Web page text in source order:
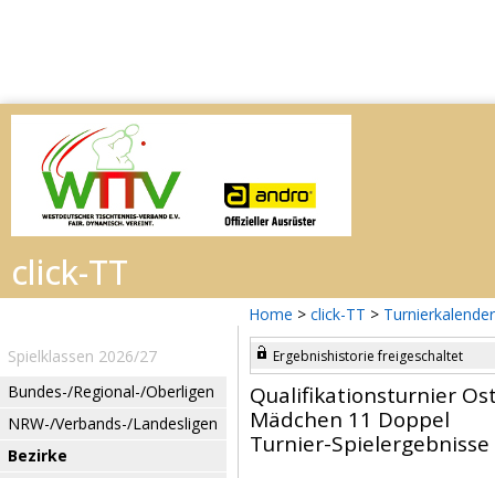
Home > click-TT > Turnierkalender
Spielklassen 2026/27
Bundes-/Regional-/Oberligen
NRW-/Verbands-/Landesligen
Bezirke
Ergebnishistorie freigeschaltet
Qualifikationsturnier
Mädchen 11 Doppel
Turnier-Spielergebnisse